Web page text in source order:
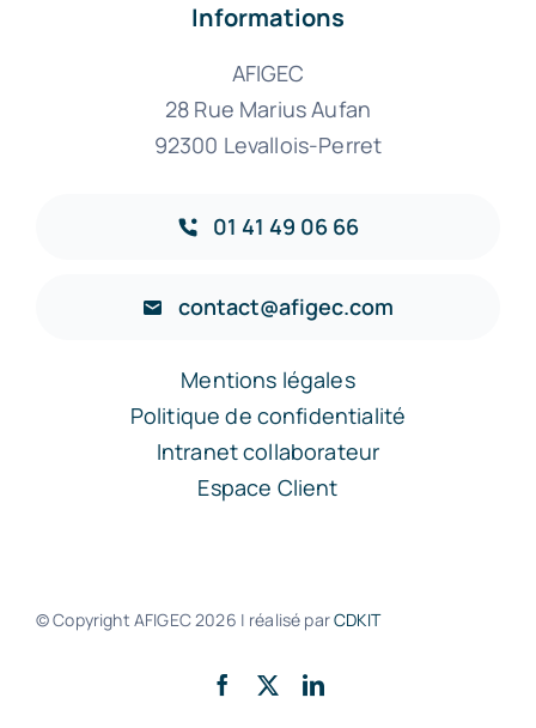
Informations
AFIGEC
28 Rue Marius Aufan
92300 Levallois-Perret
01 41 49 06 66
contact@afigec.com
Mentions légales
Politique de confidentialité
Intranet collaborateur
Espace Client
© Copyright AFIGEC2026 | réalisé parCDKIT